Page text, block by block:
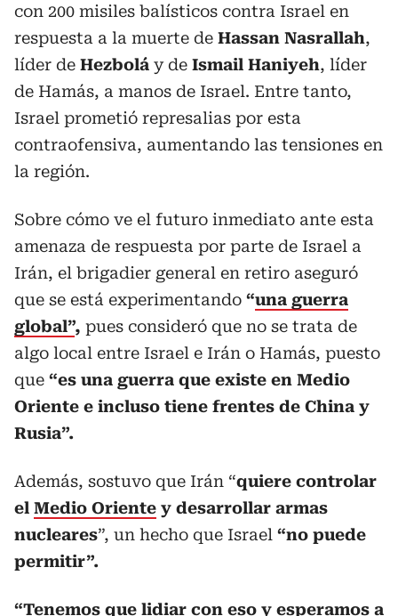
con 200 misiles balísticos contra Israel en
respuesta a la muerte de Hassan Nasrallah,
líder de Hezbolá y de Ismail Haniyeh, líder
de Hamás, a manos de Israel. Entre tanto,
Israel prometió represalias por esta
contraofensiva, aumentando las tensiones en
la región.
Sobre cómo ve el futuro inmediato ante esta
amenaza de respuesta por parte de Israel a
Irán, el brigadier general en retiro aseguró
que se está experimentando “una guerra
global”, pues consideró que no se trata de
algo local entre Israel e Irán o Hamás, puesto
que “es una guerra que existe en Medio
Oriente e incluso tiene frentes de China y
Rusia”.
Además, sostuvo que Irán “quiere controlar
el Medio Oriente y desarrollar armas
nucleares”, un hecho que Israel “no puede
permitir”.
“Tenemos que lidiar con eso y esperamos a